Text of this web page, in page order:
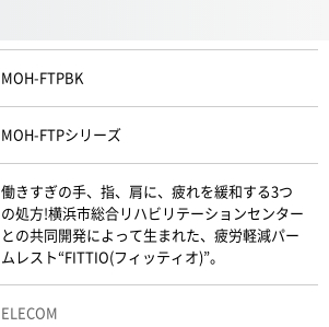
MOH-FTPBK
MOH-FTPシリーズ
働きすぎの手、指、肩に、疲れを緩和する3つ
の処方!横浜市総合リハビリテーションセンター
との共同開発によって生まれた、疲労軽減パー
ムレスト“FITTIO(フィッティオ)”。
ELECOM